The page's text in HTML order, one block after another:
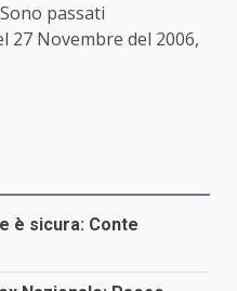
Sono passati
27 Novembre del 2006,
è sicura: Conte